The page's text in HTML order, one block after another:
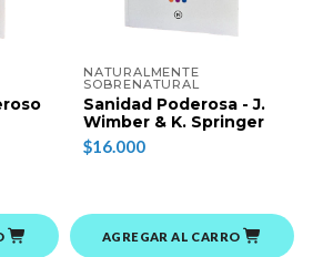
NATURALMENTE
SOBRENATURAL
Sanidad Poderosa - J.
Wimber & K. Springer
$16.000
AGREGAR AL CARRO